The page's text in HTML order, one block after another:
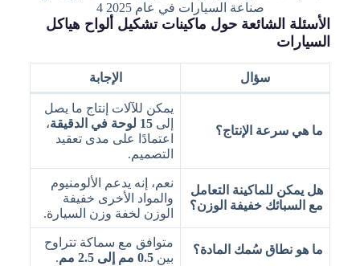
صناعة السيارات في عام 2025 4
الأسئلة الشائعة حول ماكينات تشكيل ألواح هياكل
السيارات
سؤال الإجابة
ما هي سرعة الإنتاج؟
يمكن للآلات إنتاج ما يصل
إلى 15 لوحة في الدقيقة
،
اعتمادًا على مدى تعقيد
التصميم.
هل يمكن للماكينة التعامل
مع السبائك خفيفة الوزن؟
نعم، إنه يدعم الألومنيوم
والمواد الأخرى خفيفة
الوزن لخفة وزن السيارة.
ما هو نطاق سُمك المادة؟
متوافق مع سماكة تتراوح
بين 0.5 مم إلى 2.5 مم .